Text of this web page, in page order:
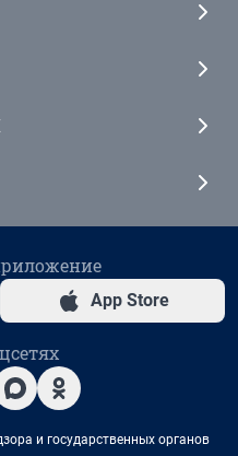
App Store
и государственных органов